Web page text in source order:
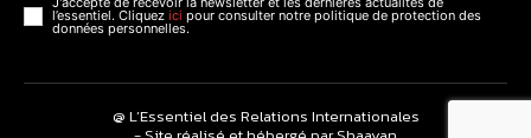
l’essentiel. Cliquez ici pour consulter notre politique de protection des
données personnelles.
@ L’Essentiel des Relations Internationales